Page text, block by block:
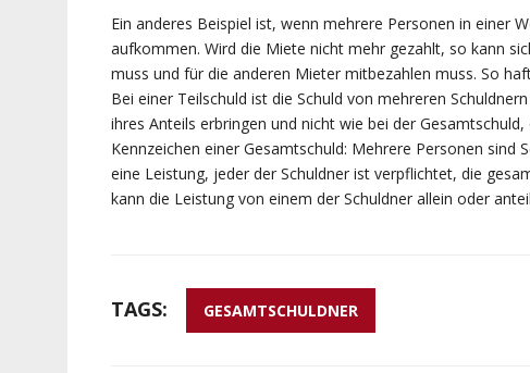
Ein anderes Beispiel ist, wenn mehrere Personen in einer
aufkommen. Wird die Miete nicht mehr gezahlt, so kann
muss und für die anderen Mieter mitbezahlen muss. So
Bei einer Teilschuld ist die Schuld von mehreren
ihres Anteils erbringen und nicht wie bei der
Kennzeichen einer Gesamtschuld: Mehrere Personen sind
eine Leistung, jeder der Schuldner ist verpflichtet, die
kann die Leistung von einem der Schuldner allein oder
TAGS: GESAMTSCHULDNER